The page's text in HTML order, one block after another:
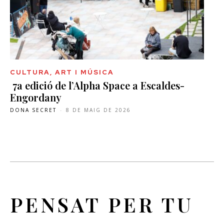
CULTURA, ART I MÚSICA
7a edició de l’Alpha Space a Escaldes-
Engordany
DONA SECRET - 8 DE MAIG DE 2026
PENSAT PER TU